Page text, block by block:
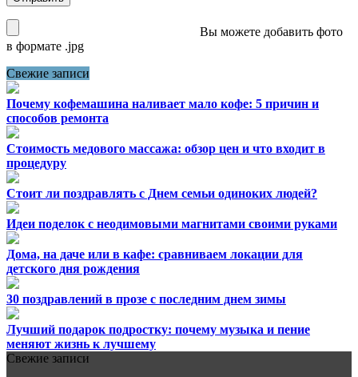
Вы можете добавить фото
в формате .jpg
Свежие записи
Почему кофемашина наливает мало кофе: 5 причин и
способов ремонта
Стоимость медового массажа: обзор цен и что входит в
процедуру
Стоит ли поздравлять с Днем семьи одиноких людей?
Идеи поделок с неодимовыми магнитами своими руками
Дома, на даче или в кафе: сравниваем локации для
детского дня рождения
30 поздравлений в прозе с последним днем зимы
Лучший подарок подростку: почему музыка и пение
меняют жизнь к лучшему
Свежие записи